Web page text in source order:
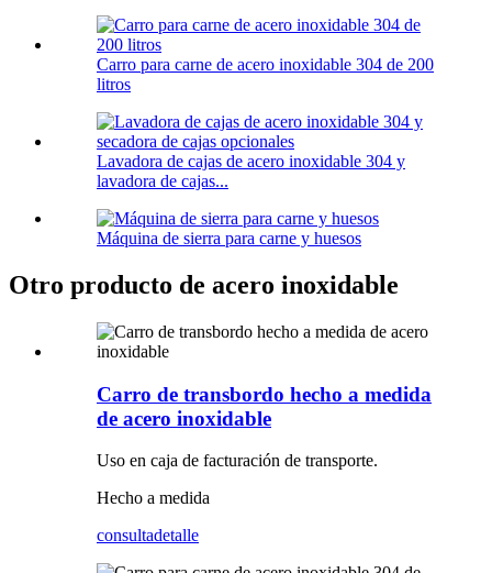
Carro para carne de acero inoxidable 304 de 200
litros
Lavadora de cajas de acero inoxidable 304 y
lavadora de cajas...
Máquina de sierra para carne y huesos
Otro producto de acero inoxidable
Carro de transbordo hecho a medida
de acero inoxidable
Uso en caja de facturación de transporte.
Hecho a medida
consultadetalle